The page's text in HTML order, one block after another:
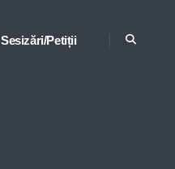
Sesizări/Petiții